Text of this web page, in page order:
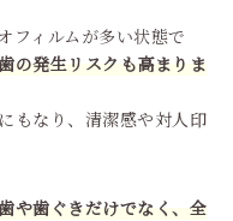
フィルムが多い状態で
の発生リスクも高まりま
もなり、清潔感や対人印
や歯ぐきだけでなく、全